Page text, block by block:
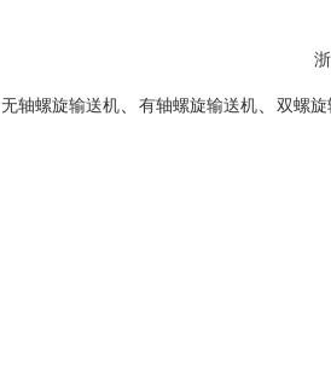
无轴螺旋输送机 有轴螺旋输送机 双螺